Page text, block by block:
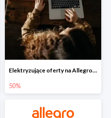
Elektryzujące oferty na Allegro do -50%
50%